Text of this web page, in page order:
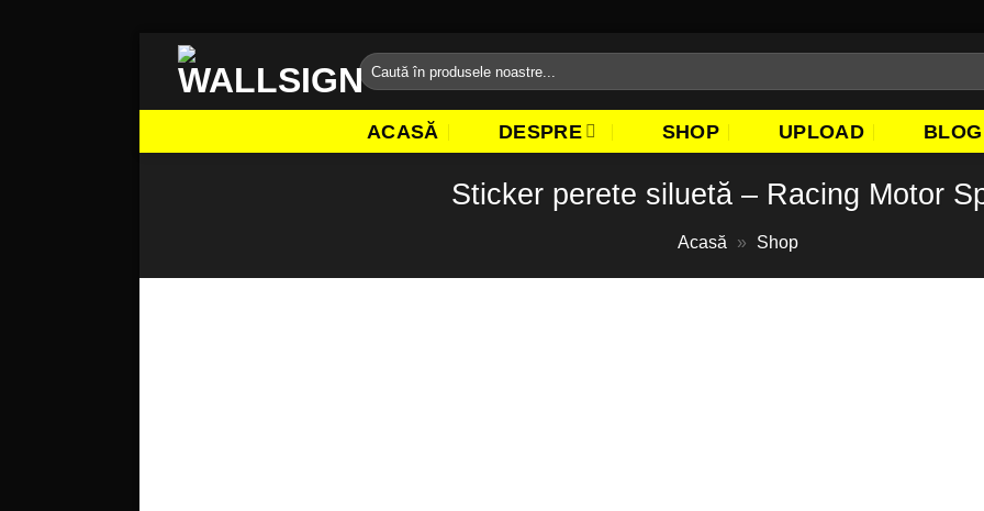
Caută
după:
ACASĂ DESPRE SHOP UPLOAD BLOG
Sticker perete siluetă – Racing Motor
Acasă » Shop